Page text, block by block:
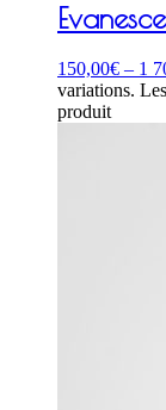
150,00€ – 1
variations.
produit